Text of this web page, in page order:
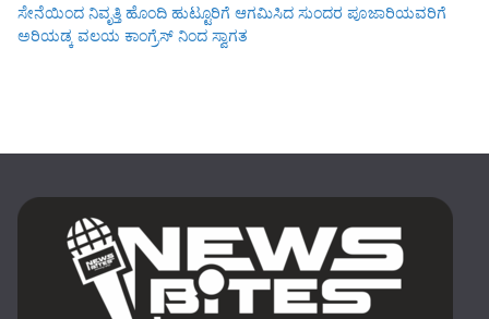
ಸೇನೆಯಿಂದ ನಿವೃತ್ತಿ ಹೊಂದಿ ಹುಟ್ಟೂರಿಗೆ ಆಗಮಿಸಿದ ಸುಂದರ ಪೂಜಾರಿಯವರಿಗೆ
ಅರಿಯಡ್ಕ ವಲಯ ಕಾಂಗ್ರೆಸ್ ನಿಂದ ಸ್ವಾಗತ